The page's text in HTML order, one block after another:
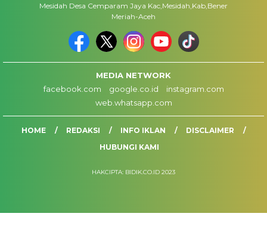
Mesidah Desa Cemparam Jaya Kac,Mesidah,Kab,Bener
Meriah-Aceh
MEDIA NETWORK
facebook.com
google.co.id
instagram.com
web.whatsapp.com
HOME REDAKSI INFO IKLAN
DISCLAIMER
HUBUNGI KAMI
HAKCIPTA: BIDIK.CO.ID 2023